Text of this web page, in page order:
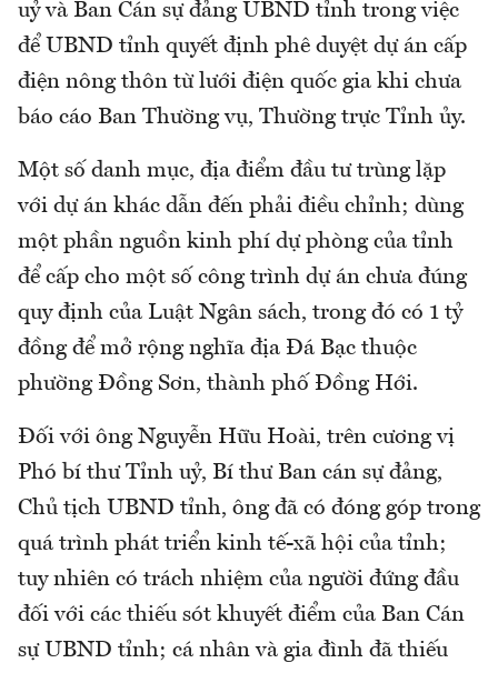
uỷ và Ban Cán sự đảng UBND tỉnh trong việc
để UBND tỉnh quyết định phê duyệt dự án cấp
điện nông thôn từ lưới điện quốc gia khi chưa
báo cáo Ban Thường vụ, Thường trực Tỉnh ủy.
Một số danh mục, địa điểm đầu tư trùng lặp
với dự án khác dẫn đến phải điều chỉnh; dùng
một phần nguồn kinh phí dự phòng của tỉnh
để cấp cho một số công trình dự án chưa đúng
quy định của Luật Ngân sách, trong đó có 1 tỷ
đồng để mở rộng nghĩa địa Đá Bạc thuộc
phường Đồng Sơn, thành phố Đồng Hới.
Đối với ông Nguyễn Hữu Hoài, trên cương vị
Phó bí thư Tỉnh uỷ, Bí thư Ban cán sự đảng,
Chủ tịch UBND tỉnh, ông đã có đóng góp trong
quá trình phát triển kinh tế-xã hội của tỉnh;
tuy nhiên có trách nhiệm của người đứng đầu
đối với các thiếu sót khuyết điểm của Ban Cán
sự UBND tỉnh; cá nhân và gia đình đã thiếu